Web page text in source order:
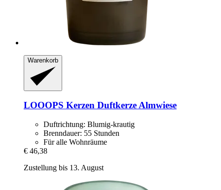
Warenkorb
LOOOPS Kerzen Duftkerze Almwiese
Duftrichtung: Blumig-krautig
Brenndauer: 55 Stunden
Für alle Wohnräume
€ 46,38
Zustellung bis 13. August